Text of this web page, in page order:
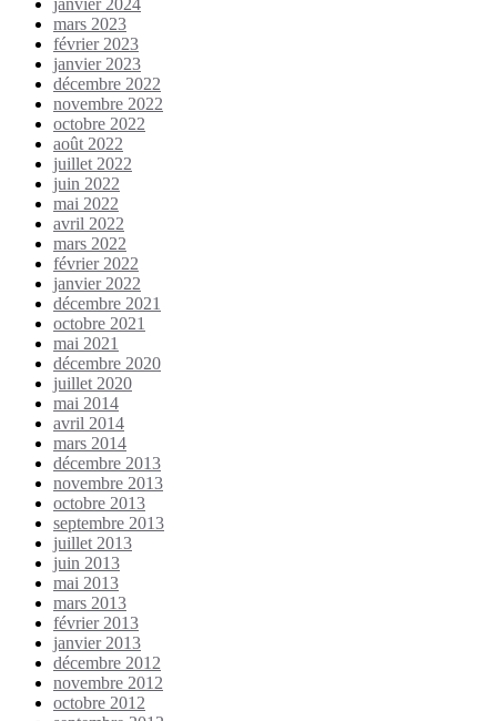
janvier 2024
mars 2023
février 2023
janvier 2023
décembre 2022
novembre 2022
octobre 2022
août 2022
juillet 2022
juin 2022
mai 2022
avril 2022
mars 2022
février 2022
janvier 2022
décembre 2021
octobre 2021
mai 2021
décembre 2020
juillet 2020
mai 2014
avril 2014
mars 2014
décembre 2013
novembre 2013
octobre 2013
septembre 2013
juillet 2013
juin 2013
mai 2013
mars 2013
février 2013
janvier 2013
décembre 2012
novembre 2012
octobre 2012